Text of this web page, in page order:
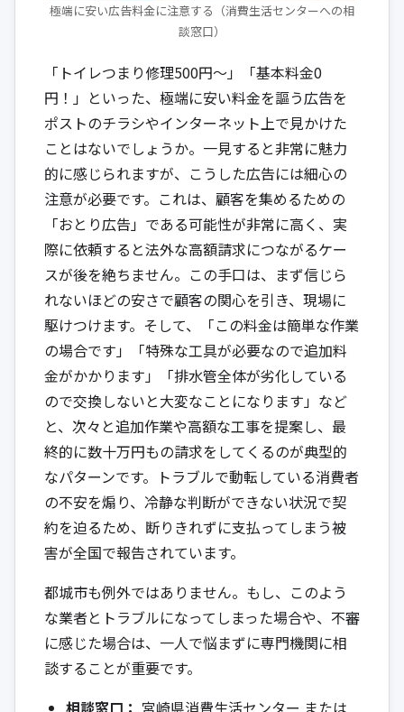
極端に安い広告料金に注意する（消費生活センターへの相
談窓口）
「トイレつまり修理500円～」「基本料金0
円！」といった、極端に安い料金を謳う広告を
ポストのチラシやインターネット上で見かけた
ことはないでしょうか。一見すると非常に魅力
的に感じられますが、こうした広告には細心の
注意が必要です。これは、顧客を集めるための
「おとり広告」である可能性が非常に高く、実
際に依頼すると法外な高額請求につながるケー
スが後を絶ちません。この手口は、まず信じら
れないほどの安さで顧客の関心を引き、現場に
駆けつけます。そして、「この料金は簡単な作業
の場合です」「特殊な工具が必要なので追加料
金がかかります」「排水管全体が劣化している
ので交換しないと大変なことになります」など
と、次々と追加作業や高額な工事を提案し、最
終的に数十万円もの請求をしてくるのが典型的
なパターンです。トラブルで動転している消費者
の不安を煽り、冷静な判断ができない状況で契
約を迫るため、断りきれずに支払ってしまう被
害が全国で報告されています。
都城市も例外ではありません。もし、このよう
な業者とトラブルになってしまった場合や、不審
に感じた場合は、一人で悩まずに専門機関に相
談することが重要です。
相談窓口： 宮崎県消費生活センター または